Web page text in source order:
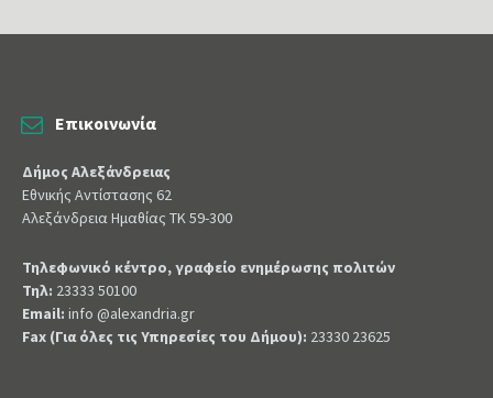
Επικοινωνία
Δήμος Αλεξάνδρειας
Εθνικής Αντίστασης 62
Αλεξάνδρεια Ημαθίας ΤΚ 59-300
Τηλεφωνικό κέντρο, γραφείο ενημέρωσης πολιτών
Τηλ: 23333 50100
Email: info @alexandria.gr
Fax (Για όλες τις Υπηρεσίες του Δήμου): 23330 23625